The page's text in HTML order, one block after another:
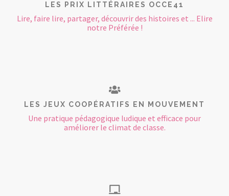
LES PRIX LITTÉRAIRES OCCE41
Lire, faire lire, partager, découvrir des histoires et ... Elire
notre Préférée !
LES JEUX COOPÉRATIFS EN MOUVEMENT
Une pratique pédagogique ludique et efficace pour
améliorer le climat de classe.